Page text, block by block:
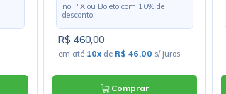
no PIX ou Boleto com 10% de
desconto
R$ 460,00
em até 10xde R$ 46,00 s/ juros
Comprar